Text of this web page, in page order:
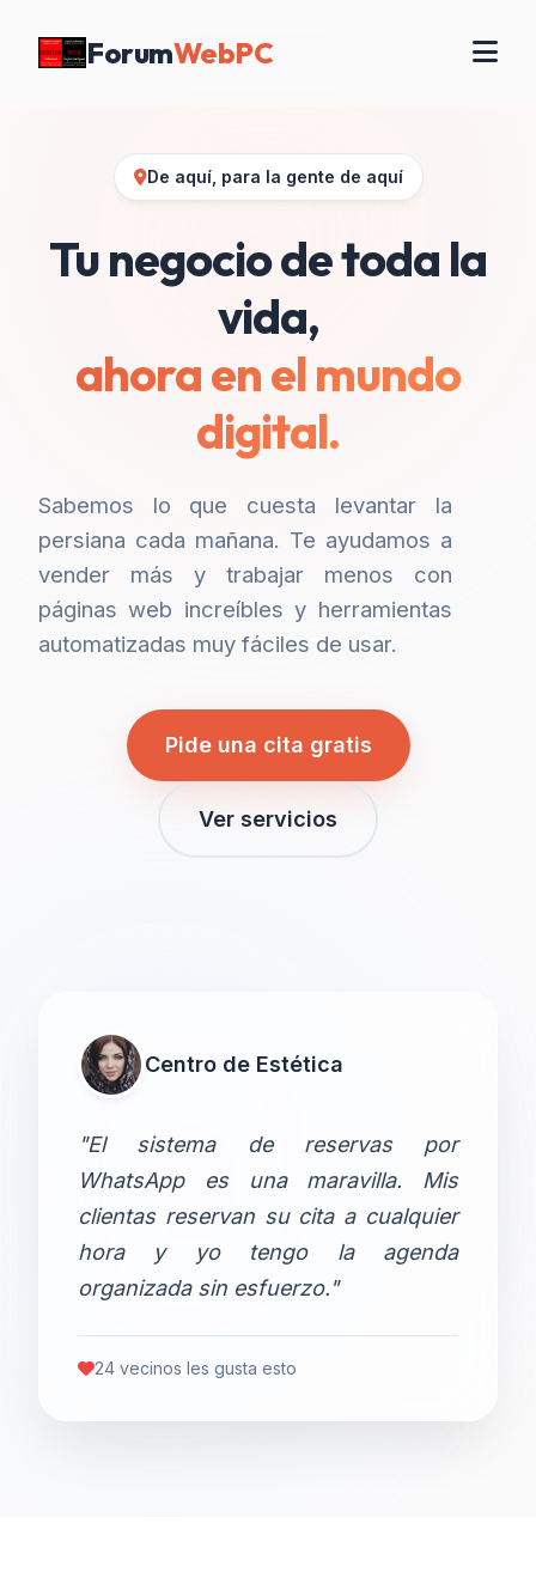
ForumWebPC
De aquí, para la gente de aquí
Tu negocio de toda la
vida,
ahora en el mundo
digital.
Sabemos lo que cuesta levantar la
persiana cada mañana. Te ayudamos a
vender más y trabajar menos con
páginas web increíbles y herramientas
automatizadas muy fáciles de usar.
Pide una cita gratis
Ver servicios
Centro de Estética
"El sistema de reservas por
WhatsApp es una maravilla. Mis
clientas reservan su cita a cualquier
hora y yo tengo la agenda
organizada sin esfuerzo."
24 vecinos les gusta esto